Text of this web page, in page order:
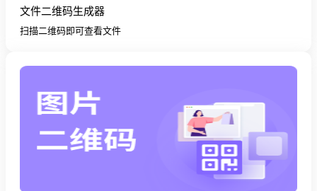
文件二维码生成器
扫描二维码即可查看文件